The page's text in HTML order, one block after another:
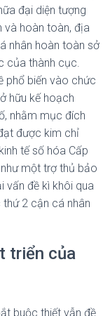
đại diện tượng
và hoàn toàn, địa
nhân hoàn toàn sở
của thành cục.
phổ biến vào chức
hữu kế hoạch
nhằm mục đích
được kim chỉ
tế số hóa Cấp
một trợ thủ bảo
vấn đề kì khôi qua
2 cận cá nhân
triển của
buộc thiết vẫn đề